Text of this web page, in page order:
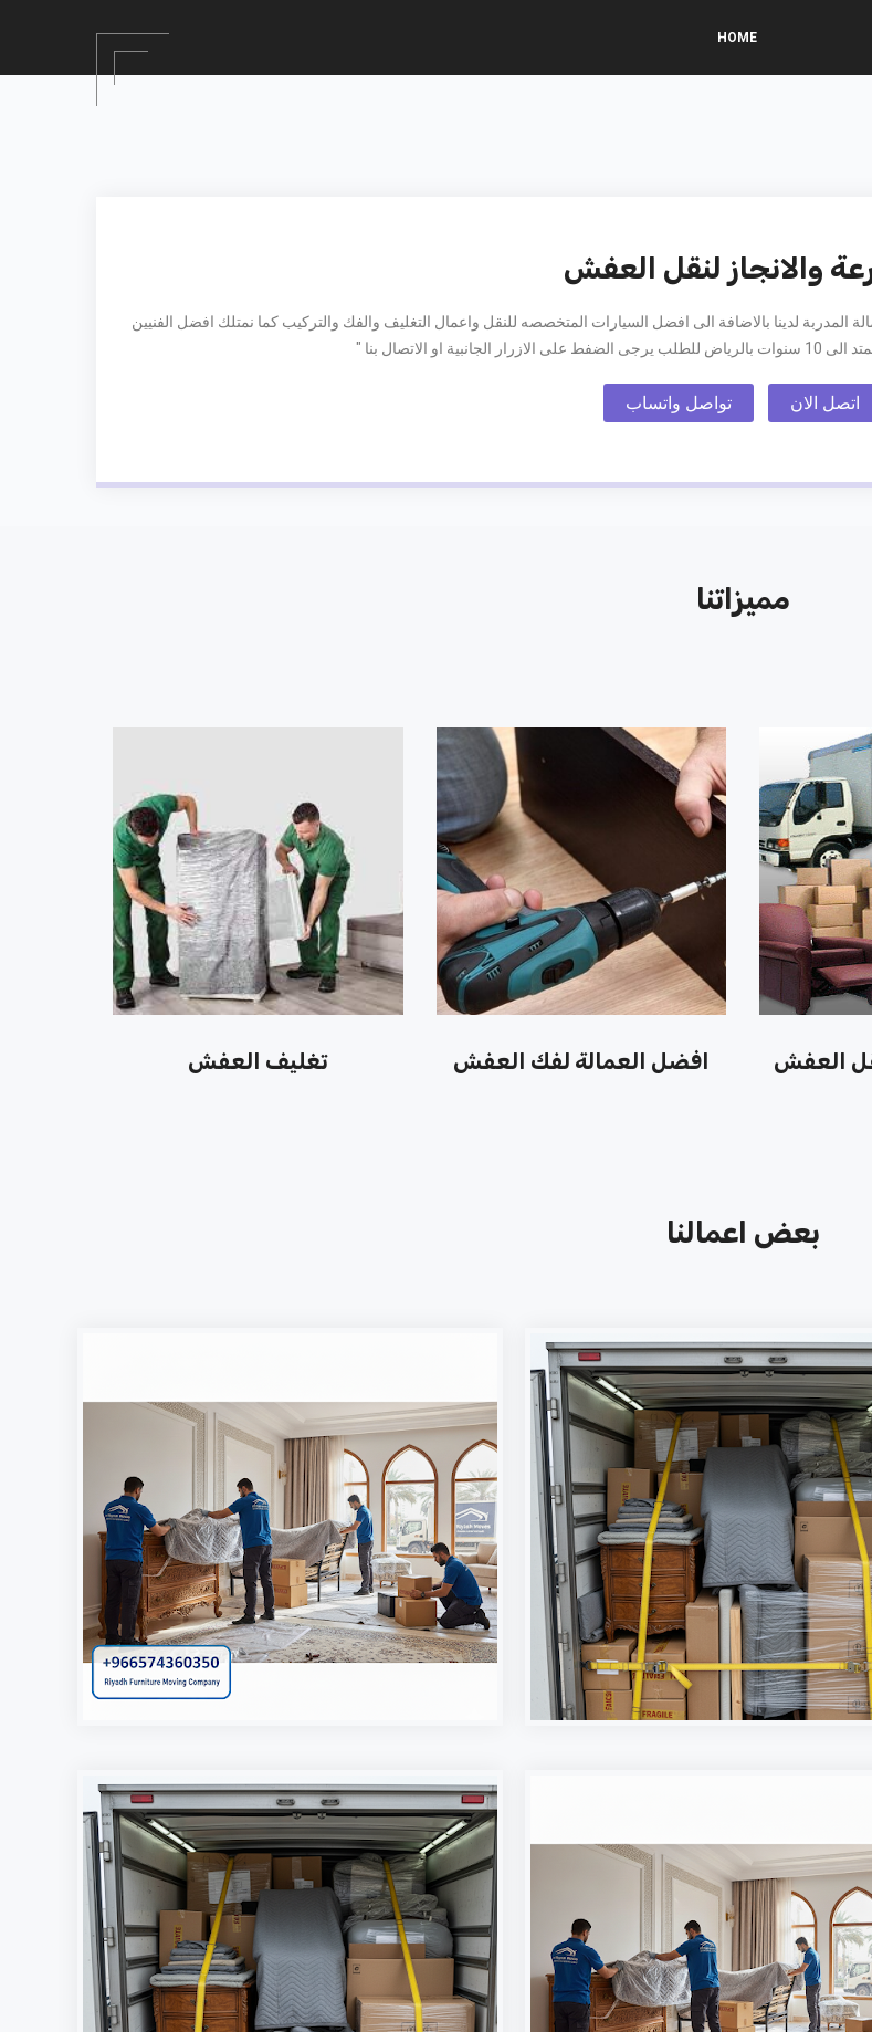
HOME
والانجاز لنقل العفش
المدربة لدينا بالاضافة الى افضل السيارات المتخصصه للنقل واعمال التغليف والفك والتركيب كما نمتلك افضل الفنيين
او الاتصال بنا "
اتصل الان تواصل واتساب
مميزاتنا
العفش افضل العمالة لفك العفش تغليف العفش
بعض اعمالنا